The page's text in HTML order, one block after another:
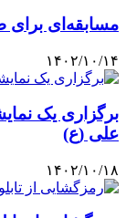
مسابقه‌ای برای
۱۴۰۲/۱۰/۱۴
برگزاری یک
علی (ع)
۱۴۰۲/۱۰/۱۸